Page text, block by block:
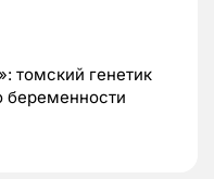
томский генетик
беременности